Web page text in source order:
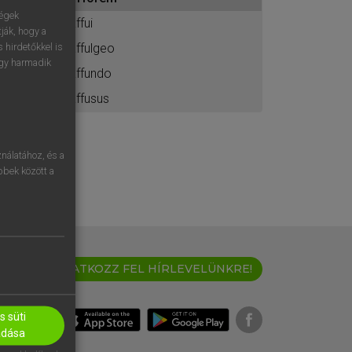
affui
affulgeo
affundo
affusus
IRATKOZZ FEL HÍRLEVELÜNKRE!
hogy a
hirdetőkkel is
harmadik
és a
között a
süti